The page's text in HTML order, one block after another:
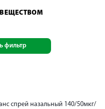
фильтр
спрей назальный 140/50мкг/